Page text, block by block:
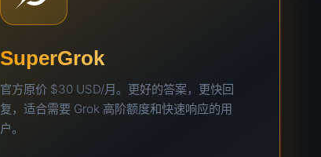
SuperGrok
官方原价 $30 USD/月。更好的答案，更快回
复，适合需要 Grok 高阶额度和快速响应的用
户。